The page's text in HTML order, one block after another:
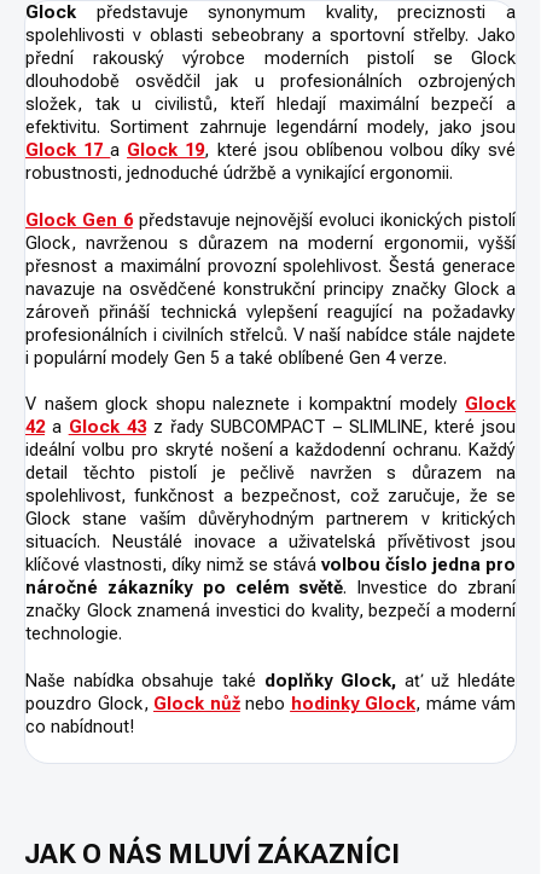
Glock představuje synonymum kvality, preciznosti a
spolehlivosti v oblasti sebeobrany a sportovní střelby. Jako
přední rakouský výrobce moderních pistolí se Glock
dlouhodobě osvědčil jak u profesionálních ozbrojených
složek, tak u civilistů, kteří hledají maximální bezpečí a
efektivitu. Sortiment zahrnuje legendární modely, jako jsou
Glock 17 a Glock 19, které jsou oblíbenou volbou díky své
robustnosti, jednoduché údržbě a vynikající ergonomii.
Glock Gen 6představuje nejnovější evoluci ikonických pistolí
Glock, navrženou s důrazem na moderní ergonomii, vyšší
přesnost a maximální provozní spolehlivost. Šestá generace
navazuje na osvědčené konstrukční principy značky Glock a
zároveň přináší technická vylepšení reagující na požadavky
profesionálních i civilních střelců. V naší nabídce stále najdete
i populární modely Gen 5 a také oblíbené Gen 4 verze.
V našem glock shopu naleznete i kompaktní modely Glock
42a Glock 43z řady SUBCOMPACT – SLIMLINE, které jsou
ideální volbu pro skryté nošení a každodenní ochranu. Každý
detail těchto pistolí je pečlivě navržen s důrazem na
spolehlivost, funkčnost a bezpečnost, což zaručuje, že se
Glock stane vaším důvěryhodným partnerem v kritických
situacích. Neustálé inovace a uživatelská přívětivost jsou
klíčové vlastnosti, díky nimž se stává volbou číslo jedna pro
náročné zákazníky po celém světě. Investice do zbraní
značky Glock znamená investici do kvality, bezpečí a moderní
technologie.
Naše nabídka obsahuje také doplňky Glock, ať už hledáte
pouzdro Glock, Glock nůžnebo hodinky Glock, máme vám
co nabídnout!